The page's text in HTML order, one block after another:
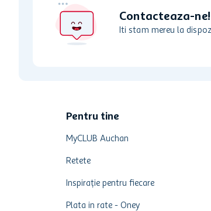
Contacteaza-ne!
Iti stam mereu la
Pentru tine
MyCLUB Auchan
Retete
Inspirație pentru fiecare
Plata in rate - Oney